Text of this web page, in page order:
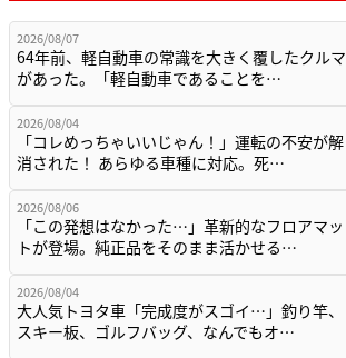
2026/08/07
64年前、軽自動車の常識を大きく覆したクルマ
があった。「軽自動車であることを…
2026/08/04
「コレめっちゃいいじゃん！」運転の不安が解
消された！ あらゆる車種に対応。死…
2026/08/06
「この発想はなかった…」革新的なフロアマッ
トが登場。純正品をそのまま活かせる…
2026/08/04
大人気トヨタ車「完成度がスゴイ…」釣り竿、
スキー板、ゴルフバッグ、なんでもオ…